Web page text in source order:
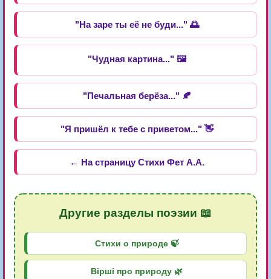
"На заре ты её не буди..." 🌅
"Чудная картина..." 🖼️
"Печальная берёза..." 🍂
"Я пришёл к тебе с приветом..." 👋
← На страницу Стихи Фет А.А.
Другие разделы поэзии 📖
Стихи о природе 🍃
Вірші про природу 🌿